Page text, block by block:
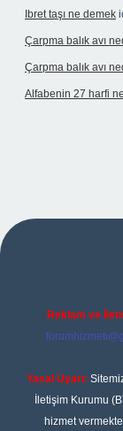
Ibret taşı ne demek
Çarpma balık avı
Çarpma balık avı
Alfabenin 27 harfi
Reklam ve
Yasal Uyarı:
İletişim Kurumu
hizmet